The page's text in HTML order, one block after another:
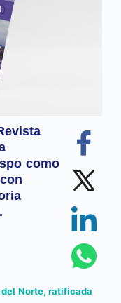
como
Norte, ratificada